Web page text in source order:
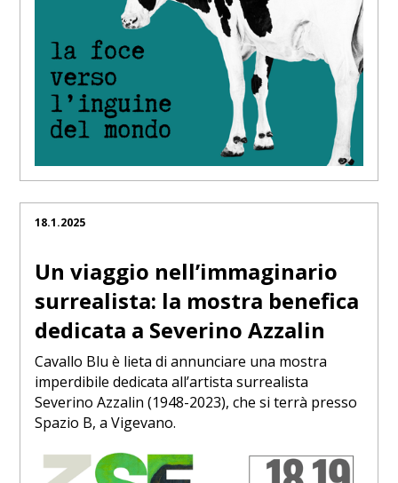
18.1.2025
Un viaggio nell’immaginario
surrealista: la mostra benefica
dedicata a Severino Azzalin
Cavallo Blu è lieta di annunciare una mostra
imperdibile dedicata all’artista surrealista
Severino Azzalin (1948-2023), che si terrà presso
Spazio B, a Vigevano.